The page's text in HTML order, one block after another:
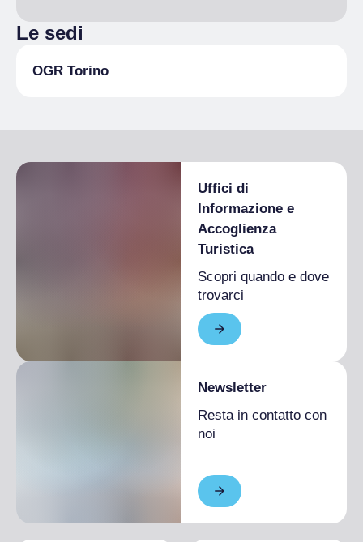
Le sedi
OGR Torino
Uffici di
Informazione e
Accoglienza
Turistica
Scopri quando e dove
trovarci
Newsletter
Resta in contatto con
noi